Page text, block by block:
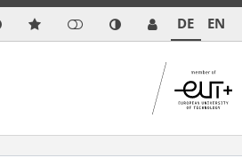
DE EN